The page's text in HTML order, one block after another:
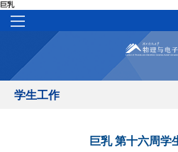
巨乳
学生工作
巨乳 第十六周学